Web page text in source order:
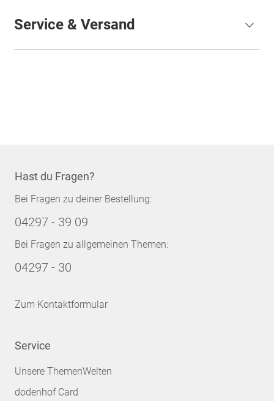
Service & Versand
Hast du Fragen?
Bei Fragen zu deiner Bestellung:
04297 - 39 09
Bei Fragen zu allgemeinen Themen:
04297 - 30
Zum Kontaktformular
Service
Unsere ThemenWelten
dodenhof Card